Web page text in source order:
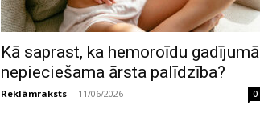
Kā saprast, ka hemoroīdu gadījumā
nepieciešama ārsta palīdzība?
Reklāmraksts - 11/06/2026 0